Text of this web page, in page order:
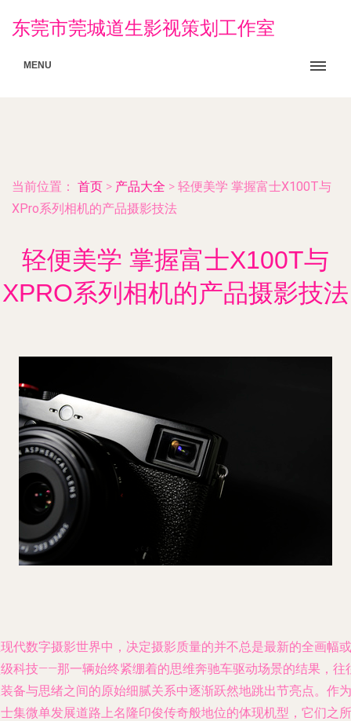
东莞市莞城道生影视策划工作室
MENU
当前位置： 首页 > 产品大全 > 轻便美学 掌握富士X100T与
XPro系列相机的产品摄影技法
轻便美学 掌握富士X100T与
XPRO系列相机的产品摄影技法
代数字摄影世界中，决定摄影质量的并不总是最新的全画幅或
科技——那一辆始终紧绷着的思维奔驰车驱动场景的结果，往
备与思绪之间的原始细腻关系中逐渐跃然地跳出节亮点。作为
集微单发展道路上名隆印俊传奇般地位的体现机型，它们之所